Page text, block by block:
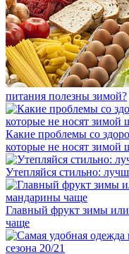
питания полезны зимой?
Какие проблемы со
которые не носят зимой
Утепляйся стильно:
Главный фрукт зимы или
чаще